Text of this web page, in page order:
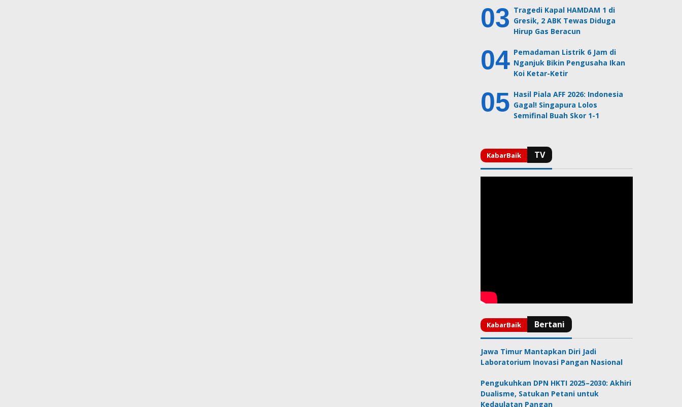
Tragedi Kapal HAMDAM 1 di
Gresik, 2 ABK Tewas Diduga
Hirup Gas Beracun
Pemadaman Listrik 6 Jam di
Nganjuk Bikin Pengusaha Ikan
Koi Ketar-Ketir
Hasil Piala AFF 2026: Indonesia
Gagal! Singapura Lolos
Semifinal Buah Skor 1-1
Jawa Timur Mantapkan Diri Jadi
Laboratorium Inovasi Pangan Nasional
Pengukuhkan DPN HKTI 2025–2030: Akhiri
Dualisme, Satukan Petani untuk
Kedaulatan Pangan